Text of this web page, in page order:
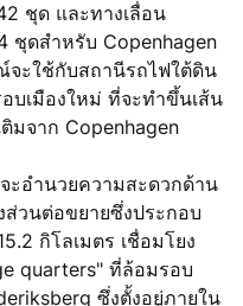
ชุด และทางเลื่อน
ชุดสำหรับ Copenhagen
จะใช้กับสถานีรถไฟใต้ดิน
บเมืองใหม่ ที่จะทำขึ้นเส้น
มจาก Copenhagen
ะอำนวยความสะดวกด้าน
วนต่อขยายซึ่งประกอบ
กิโลเมตร เชื่อมโยง
quarters" ที่ล้อมรอบ
ซึ่งตั้งอยู่ภายใน